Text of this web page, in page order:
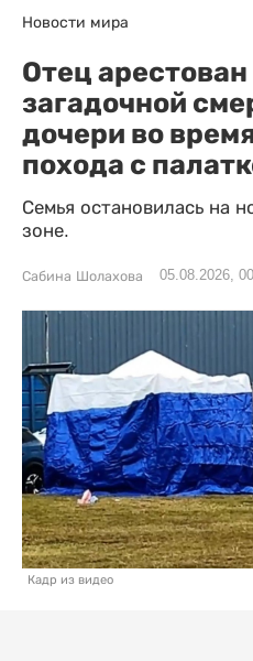
Новости мира
Отец
загадочной
дочери во
похода с
Семья остановилась на
зоне.
Сабина Шолахова 05.08.2026,
Кадр из видео